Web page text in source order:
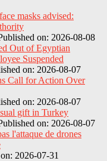
masks advised:
on: 2026-08-08
Out of Egyptian
Suspended
on: 2026-08-07
Call for Action Over
on: 2026-08-07
gift in Turkey
on: 2026-08-07
l'attaque de drones
2026-07-31